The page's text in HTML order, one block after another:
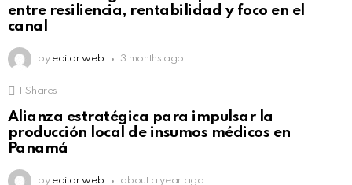
entre resiliencia, rentabilidad y foco en el
canal
by editor web 3 months ago
Shares
Alianza estratégica para impulsar la
producción local de insumos médicos en
Panamá
by editor web about a year ago